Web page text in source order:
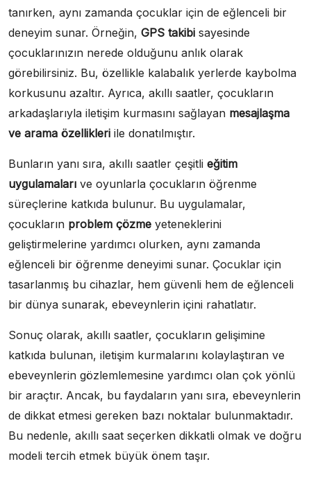
tanırken, aynı zamanda çocuklar için de eğlenceli bir
deneyim sunar. Örneğin, GPS takibi sayesinde
çocuklarınızın nerede olduğunu anlık olarak
görebilirsiniz. Bu, özellikle kalabalık yerlerde kaybolma
korkusunu azaltır. Ayrıca, akıllı saatler, çocukların
arkadaşlarıyla iletişim kurmasını sağlayan mesajlaşma
ve arama özellikleri ile donatılmıştır.
Bunların yanı sıra, akıllı saatler çeşitli eğitim
uygulamaları ve oyunlarla çocukların öğrenme
süreçlerine katkıda bulunur. Bu uygulamalar,
çocukların problem çözme yeteneklerini
geliştirmelerine yardımcı olurken, aynı zamanda
eğlenceli bir öğrenme deneyimi sunar. Çocuklar için
tasarlanmış bu cihazlar, hem güvenli hem de eğlenceli
bir dünya sunarak, ebeveynlerin içini rahatlatır.
Sonuç olarak, akıllı saatler, çocukların gelişimine
katkıda bulunan, iletişim kurmalarını kolaylaştıran ve
ebeveynlerin gözlemlemesine yardımcı olan çok yönlü
bir araçtır. Ancak, bu faydaların yanı sıra, ebeveynlerin
de dikkat etmesi gereken bazı noktalar bulunmaktadır.
Bu nedenle, akıllı saat seçerken dikkatli olmak ve doğru
modeli tercih etmek büyük önem taşır.